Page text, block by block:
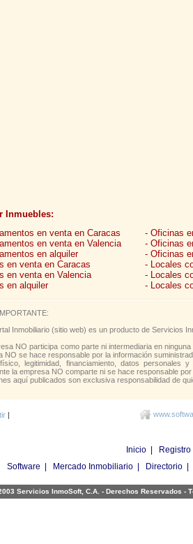
Inmuebles:
en venta en Caracas
en venta en Valencia
en alquiler
en venta en Caracas
en venta en Valencia
en alquiler
- Oficinas
- Oficinas
- Oficinas
- Locales
- Locales
- Locales
Inmobiliario (sitio web) es un producto de Servicios
NO participa como parte ni intermediaria en
NO se hace responsable por la información
legitimidad, financiamiento, datos personales
la empresa NO comparte ni se hace responsable
aquí publicados son exclusiva responsabilidad de
|
Inicio Registro
Software
Mercado Inmobiliario Directorio
Servicios InmoSoft, C.A. - Derechos Reservados -